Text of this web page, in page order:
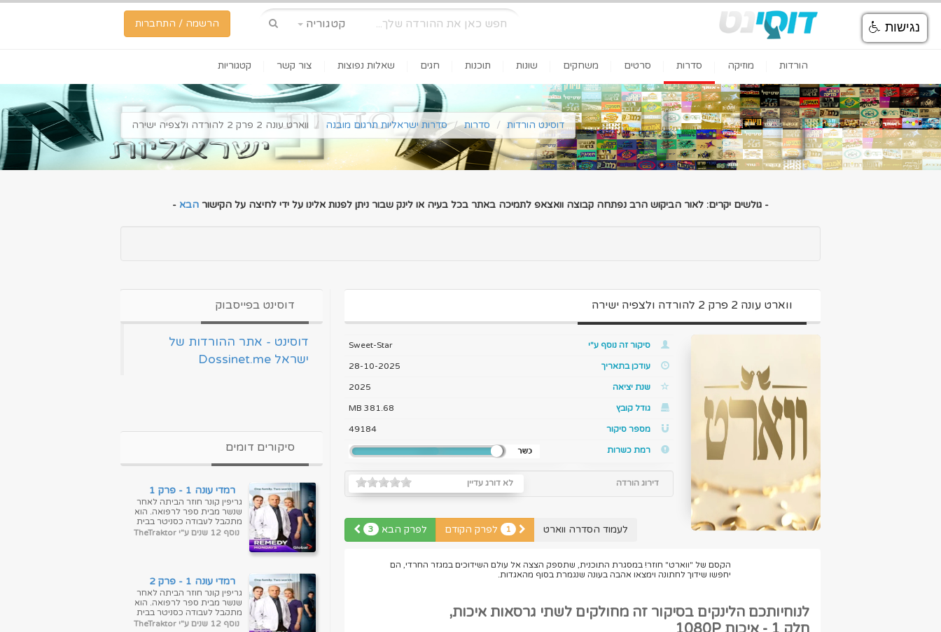
הרשמה / התחברות קטגוריה
הורדות מוזיקה סדרות סרטים משחקים שונות תוכנות חגים שאלות נפוצות צור קשר קטגוריות
דוסינט הורדות סדרות סדרות ישראליות תרגום מובנה ווארט עונה 2 פרק 2 להורדה ולצפיה ישירה
- גולשים יקרים: לאור הביקוש הרב נפתחה קבוצה וואצאפ לתמיכה באתר בכל בעיה או לינק שבור ניתן לפנות אלינו על ידי לחיצה על הקישור הבא -
ווארט עונה 2 פרק 2 להורדה ולצפיה ישירה
סיקור זה נוסף ע"י Sweet-Star
עודכן בתאריך 28-10-2025
שנת יציאה 2025
גודל קובץ 381.68 MB
מספר סיקור 49184
רמת כשרות
לא דורג עדיין דירוג הורדה
לפרק הבא 3 1 לפרק הקודם לעמוד הסדרה ווארט
לנוחיותכם הלינקים בסיקור זה מחולקים לשתי גרסאות איכות,
הקסם של "ווארט" חוזר! במסגרת התוכנית, שתספק הצצה אל עולם השידוכים במגזר החרדי, הם
יחפשו שידוך לחתונה וימצאו אהבה בעונה שנגמרת בסוף מהאגדות.
דוסינט בפייסבוק
‏דוסינט - אתר ההורדות של
ישראל Dossinet.me‏
סיקורים דומים
רמדי עונה 1 - פרק 1
גריפין קונר חוזר הביתה לאחר
שנשר מבית ספר לרפואה. הוא
מתקבל לעבודה כסניטר בבית
החולים שבו אביו, מנהל בית
נוסף 12 שנים ע"י TheTraktor
רמדי עונה 1 - פרק 2
גריפין קונר חוזר הביתה לאחר
שנשר מבית ספר לרפואה. הוא
מתקבל לעבודה כסניטר בבית
החולים שבו אביו, מנהל בית
נוסף 12 שנים ע"י TheTraktor
נגישות